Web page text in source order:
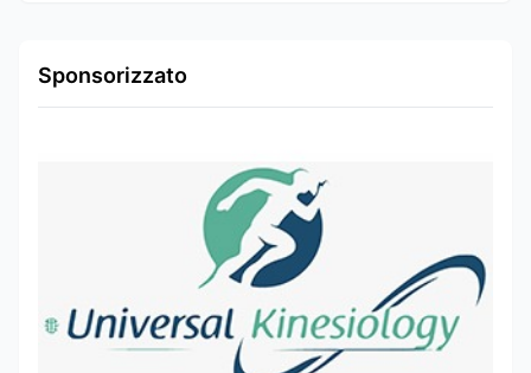
Sponsorizzato